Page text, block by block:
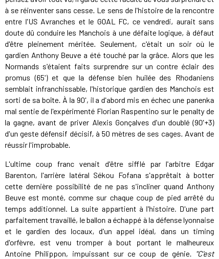
à se réinventer sans cesse. Le sens de l'histoire de la rencontre
entre l'US Avranches et le GOAL FC, ce vendredi, aurait sans
doute dû conduire les Manchois à une défaite logique, à défaut
d'être pleinement méritée. Seulement, c'était un soir où le
gardien Anthony Beuve a été touché par la grâce. Alors que les
Normands s'étaient faits surprendre sur un contre éclair des
promus (65') et que la défense bien huilée des Rhodaniens
semblait infranchissable, l'historique gardien des Manchois est
sorti de sa boîte. À la 90', il a d'abord mis en échec une panenka
mal sentie de l'expérimenté Florian Raspentino sur le penalty de
la gagne, avant de priver Alexis Gonçalves d'un doublé (90'+3)
d'un geste défensif décisif, à 50 mètres de ses cages. Avant de
réussir l'improbable.
L'ultime coup franc venait d'être sifflé par l'arbitre Edgar
Barenton, l'arrière latéral Sékou Fofana s'apprêtait à botter
cette dernière possibilité de ne pas s'incliner quand Anthony
Beuve est monté, comme sur chaque coup de pied arrêté du
temps additionnel. La suite appartient à l'histoire. D'une part
parfaitement travaillé, le ballon a échappé à la défense lyonnaise
et le gardien des locaux, d'un appel idéal, dans un timing
d'orfèvre, est venu tromper à bout portant le malheureux
Antoine Philippon, impuissant sur ce coup de génie. "C'est